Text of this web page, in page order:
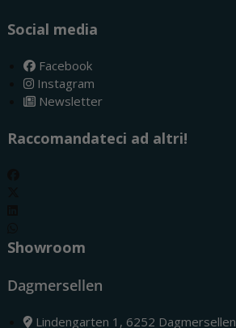
Social media
Facebook
Instagram
Newsletter
Raccomandateci ad altri!
Showroom
Dagmersellen
Lindengarten 1, 6252 Dagmersellen